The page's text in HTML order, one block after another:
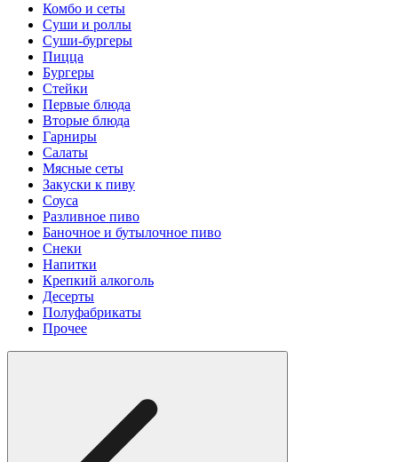
Комбо и сеты
Суши и роллы
Суши-бургеры
Пицца
Бургеры
Стейки
Первые блюда
Вторые блюда
Гарниры
Салаты
Мясные сеты
Закуски к пиву
Соуса
Разливное пиво
Баночное и бутылочное пиво
Снеки
Напитки
Крепкий алкоголь
Десерты
Полуфабрикаты
Прочее